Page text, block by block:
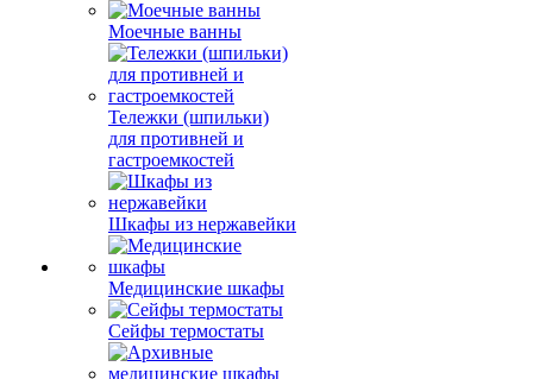
Моечные ванны
Тележки (шпильки)
для противней и
гастроемкостей
Шкафы из нержавейки
Медицинские шкафы
Сейфы термостаты